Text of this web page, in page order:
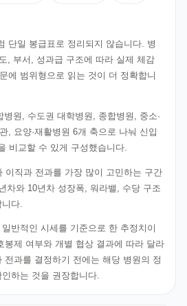
단일 봉급표로 정리되지 않습니다. 병
, 부서, 성과급 구조에 따라 실제 체감
에 범위형으로 읽는 것이 더 정확합니
원, 수도권 대학병원, 종합병원, 중소·
, 요양·재활병원 6개 축으로 나눠 신입
비교할 수 있게 구성했습니다.
이직과 전과를 가장 많이 고민하는 구간
차와 10년차 성장폭, 워라밸, 수당 구조
다.
반적인 시세를 기준으로 한 추정치이
봉제 여부와 개별 협상 결과에 따라 달라
전과를 결정하기 전에는 해당 병원의 정
하는 것을 권장합니다.